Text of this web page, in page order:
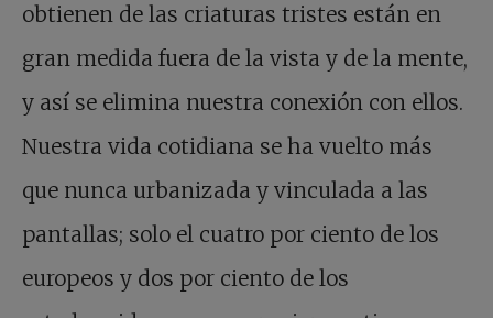
obtienen de las criaturas tristes están en
gran medida fuera de la vista y de la mente,
y así se elimina nuestra conexión con ellos.
Nuestra vida cotidiana se ha vuelto más
que nunca urbanizada y vinculada a las
pantallas; solo el cuatro por ciento de los
europeos y dos por ciento de los